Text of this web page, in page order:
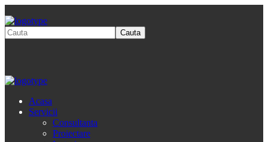
Acasa
Servicii
Consultanta
Proiectare